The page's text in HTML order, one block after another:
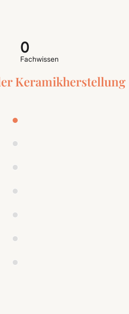
0
Fachwissen
Keramikherstellung